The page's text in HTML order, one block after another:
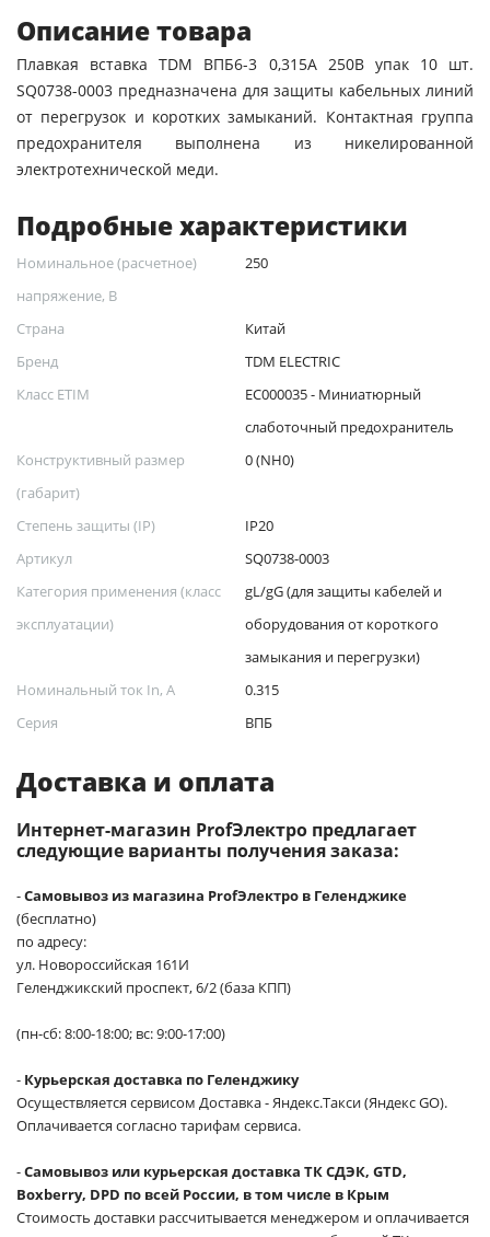
Описание товара
Плавкая вставка TDM ВПБ6-3 0,315А 250В упак 10 шт.
SQ0738-0003 предназначена для защиты кабельных линий
от перегрузок и коротких замыканий. Контактная группа
предохранителя выполнена из никелированной
электротехнической меди.
Подробные характеристики
Номинальное (расчетное)
напряжение, В
250
Страна
Китай
Бренд
TDM ELECTRIC
Класс ETIM
EC000035 - Миниатюрный
слаботочный предохранитель
Конструктивный размер
(габарит)
0 (NH0)
Степень защиты (IP)
IP20
Артикул
SQ0738-0003
Категория применения (класс
эксплуатации)
gL/gG (для защиты кабелей и
оборудования от короткого
замыкания и перегрузки)
Номинальный ток In, А
0.315
Серия
ВПБ
Доставка и оплата
Интернет-магазин ProfЭлектро предлагает
следующие варианты получения заказа:
-Самовывоз из магазина ProfЭлектро в Геленджике
(бесплатно)
по адресу:
ул. Новороссийская 161И
Геленджикский проспект, 6/2 (база КПП)
(пн-сб: 8:00-18:00; вс: 9:00-17:00)
- Курьерская доставка по Геленджику
Осуществляется сервисом Доставка - Яндекс.Такси (Яндекс GO).
Оплачивается согласно тарифам сервиса.
-Самовывоз или курьерская доставка ТК СДЭК, GTD,
Boxberry, DPD по всей России, в том числе в Крым
Стоимость доставки рассчитывается менеджером и оплачивается